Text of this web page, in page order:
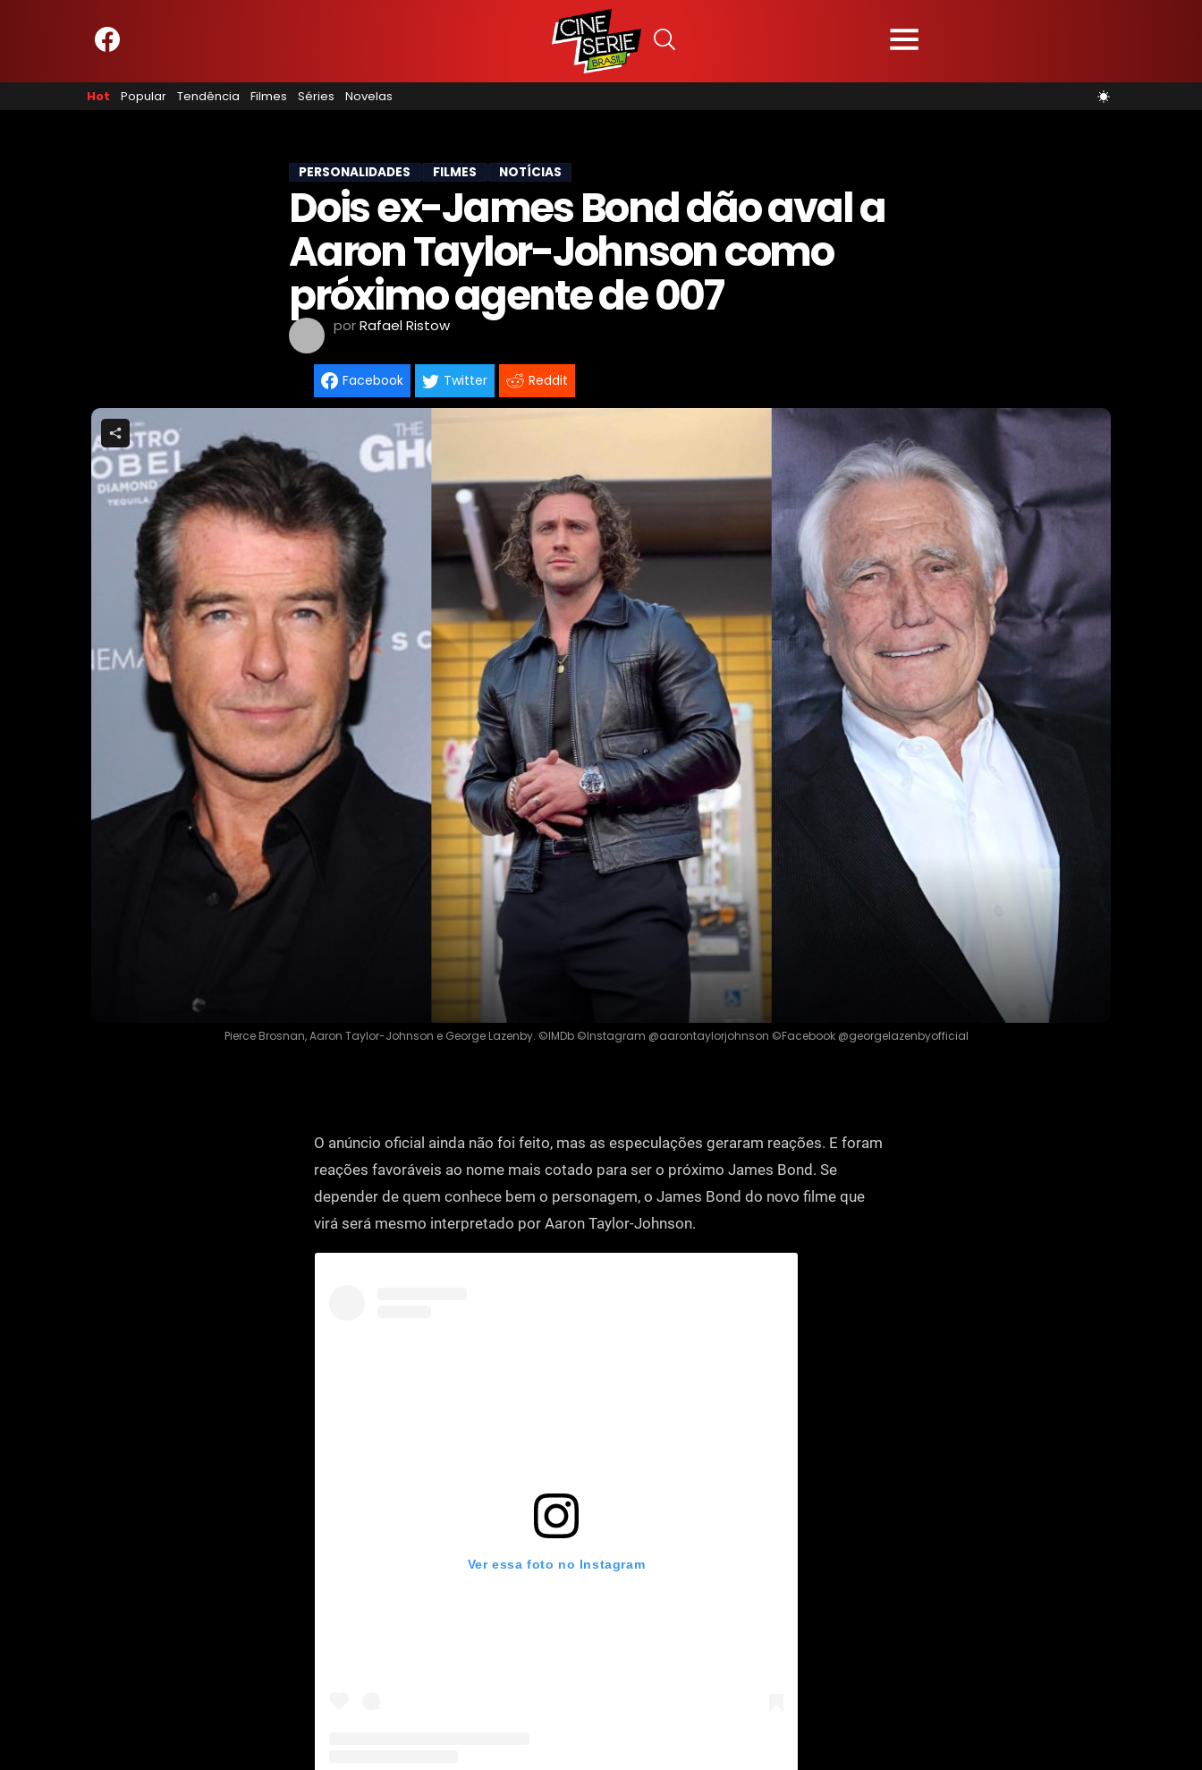
Hot Popular Tendência Filmes Séries Novelas
NOSSA EQUIPE
PRINCÍPIOS EDITORIAIS
PERSONALIDADES FILMES NOTÍCIAS
Dois ex-James Bond dão aval a
Aaron Taylor-Johnson como
próximo agente de 007
porRafael Ristow
Facebook Twitter Reddit
Pierce Brosnan, Aaron Taylor-Johnson e George Lazenby. ©IMDb ©Instagram @aarontaylorjohnson ©Facebook @georgelazenbyofficial
O anúncio oficial ainda não foi feito, mas as especulações geraram reações. E foram
reações favoráveis ao nome mais cotado para ser o próximo James Bond. Se
depender de quem conhece bem o personagem, o James Bond do novo filme que
virá será mesmo interpretado por Aaron Taylor-Johnson.
Ver essa foto no Instagram